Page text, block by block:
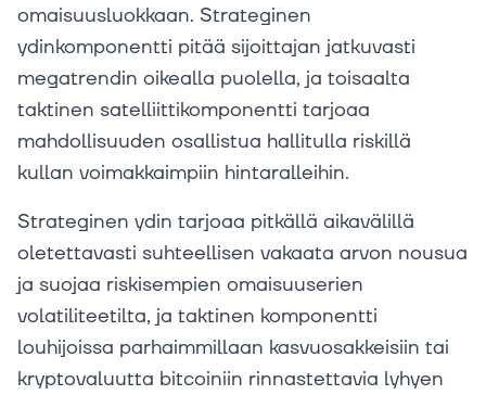
omaisuusluokkaan. Strateginen
ydinkomponentti pitää sijoittajan jatkuvasti
megatrendin oikealla puolella, ja toisaalta
taktinen satelliittikomponentti tarjoaa
mahdollisuuden osallistua hallitulla riskillä
kullan voimakkaimpiin hintaralleihin.
Strateginen ydin tarjoaa pitkällä aikavälillä
oletettavasti suhteellisen vakaata arvon nousua
ja suojaa riskisempien omaisuuserien
volatiliteetilta, ja taktinen komponentti
louhijoissa parhaimmillaan kasvuosakkeisiin tai
kryptovaluutta bitcoiniin rinnastettavia lyhyen